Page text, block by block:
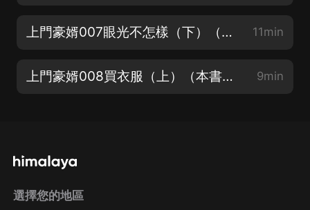
上門豪婿007眼光不怎樣（下）（VIP版已經完結啦，會員無限暢聽！） 11min
上門豪婿008買衣服（上）（本書為慢更版，VIP版點擊簡介書名即收聽，劇情早知道） 9min
選擇您的地區